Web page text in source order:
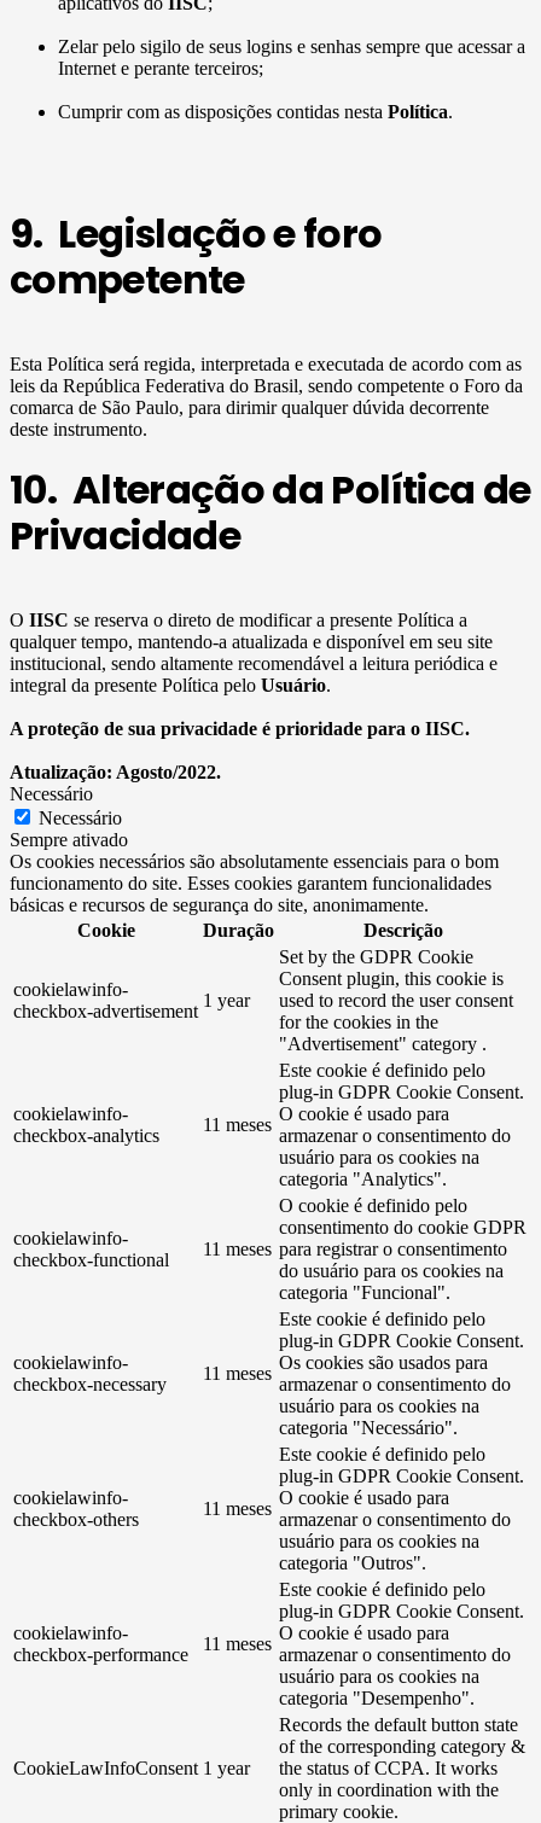
Zelar pelo sigilo de seus logins e senhas sempre que acessar a
Internet e perante terceiros;
Cumprir com as disposições contidas nesta Política.
9. Legislação e foro
competente
Esta Política será regida, interpretada e executada de acordo com as
leis da República Federativa do Brasil, sendo competente o Foro da
comarca de São Paulo, para dirimir qualquer dúvida decorrente
deste instrumento.
10. Alteração da Política de
Privacidade
O IISC se reserva o direto de modificar a presente Política a
qualquer tempo, mantendo-a atualizada e disponível em seu site
institucional, sendo altamente recomendável a leitura periódica e
integral da presente Política pelo Usuário.
A proteção de sua privacidade é prioridade para o IISC.
Atualização: Agosto/2022.
Necessário
Necessário
Sempre ativado
Os cookies necessários são absolutamente essenciais para o bom
funcionamento do site. Esses cookies garantem funcionalidades
básicas e recursos de segurança do site, anonimamente.
Cookie
Duração Descrição
cookielawinfo-
checkbox-advertisement
1 year
Set by the GDPR Cookie
Consent plugin, this cookie is
used to record the user consent
for the cookies in the
"Advertisement" category .
cookielawinfo-
checkbox-analytics
11 meses
Este cookie é definido pelo
plug-in GDPR Cookie Consent.
O cookie é usado para
armazenar o consentimento do
usuário para os cookies na
categoria "Analytics".
cookielawinfo-
checkbox-functional
11 meses
O cookie é definido pelo
consentimento do cookie GDPR
para registrar o consentimento
do usuário para os cookies na
categoria "Funcional".
cookielawinfo-
checkbox-necessary
11 meses
Este cookie é definido pelo
plug-in GDPR Cookie Consent.
Os cookies são usados ​​para
armazenar o consentimento do
usuário para os cookies na
categoria "Necessário".
cookielawinfo-
checkbox-others
11 meses
Este cookie é definido pelo
plug-in GDPR Cookie Consent.
O cookie é usado para
armazenar o consentimento do
usuário para os cookies na
categoria "Outros".
cookielawinfo-
checkbox-performance
11 meses
Este cookie é definido pelo
plug-in GDPR Cookie Consent.
O cookie é usado para
armazenar o consentimento do
usuário para os cookies na
categoria "Desempenho".
CookieLawInfoConsent 1 year
Records the default button state
of the corresponding category &
the status of CCPA. It works
only in coordination with the
primary cookie.